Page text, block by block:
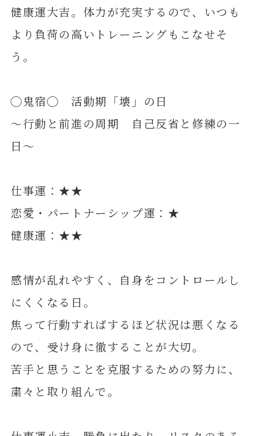
健康運大吉。体力が充実するので、いつも
より負荷の高いトレーニングもこなせそ
う。
◯鬼宿◯ 活動期「壊」の日
～行動と前進の周期 自己反省と修練の一
日～
仕事運：★★
恋愛・パートナーシップ運：★
健康運：★★
感情が乱れやすく、自身をコントロールし
にくくなる日。
焦って行動すればするほど状況は悪くなる
ので、受け身に徹することが大切。
苦手と思うことを克服するための努力に、
粛々と取り組んで。